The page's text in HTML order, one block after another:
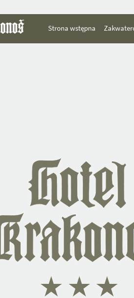
Strona wstępna